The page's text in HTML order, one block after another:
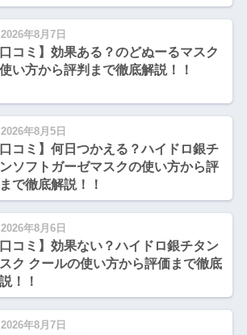
2026年8月7日
口コミ】効果ある？のどぬーるマスク
い方から評判まで徹底解説！！
2026年8月5日
口コミ】何日つかえる？ハイドロ銀チ
ソフトガーゼマスクの使い方から評
で徹底解説！！
2026年8月6日
口コミ】効果ない？ハイドロ銀チタン
ク クールの使い方から評価まで徹底
！！
2026年8月7日